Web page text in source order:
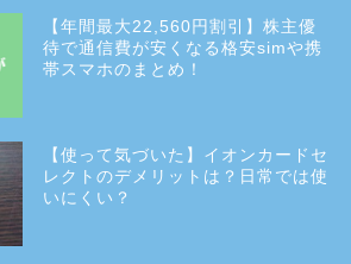
【年間最大22,560円割引】株主優
待で通信費が安くなる格安simや携
帯スマホのまとめ！
【使って気づいた】イオンカードセ
レクトのデメリットは？日常では使
いにくい？